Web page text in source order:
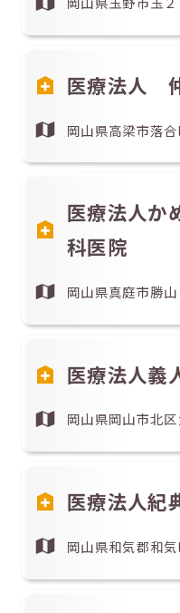
医療法人
岡山県高梁市落
医療法人
科医院
岡山県真庭市勝山
医療法人
岡山県岡山市北
医療法人
岡山県和気郡和